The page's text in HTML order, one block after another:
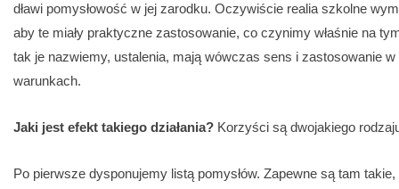
dławi pomysłowość w jej zarodku. Oczywiście realia szkolne
aby te miały praktyczne zastosowanie, co czynimy właśnie na
tak je nazwiemy, ustalenia, mają wówczas sens i zastosowanie
warunkach.
Jaki jest efekt takiego działania? Korzyści są dwojakiego
Po pierwsze dysponujemy listą pomysłów. Zapewne są tam